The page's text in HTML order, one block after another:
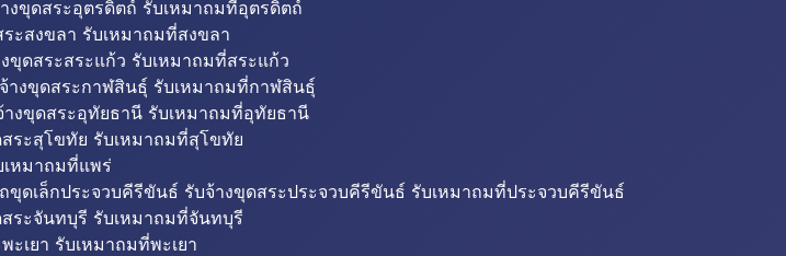
งขุดสระอุตรดิตถ์ รับเหมาถมที่อุตรดิตถ์
ะสงขลา รับเหมาถมที่สงขลา
ขุดสระสระแก้ว รับเหมาถมที่สระแก้ว
งขุดสระกาฬสินธุ์ รับเหมาถมที่กาฬสินธุ์
งขุดสระอุทัยธานี รับเหมาถมที่อุทัยธานี
ระสุโขทัย รับเหมาถมที่สุโขทัย
หมาถมที่แพร่
ดเล็กประจวบคีรีขันธ์ รับจ้างขุดสระประจวบคีรีขันธ์ รับเหมาถมที่ประจวบคีรีขันธ์
ระจันทบุรี รับเหมาถมที่จันทบุรี
ะเยา รับเหมาถมที่พะเยา